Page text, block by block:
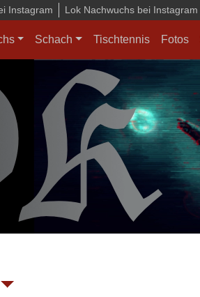
Instagram Lok Nachwuchs bei Instagram
Schach Tischtennis Fotos